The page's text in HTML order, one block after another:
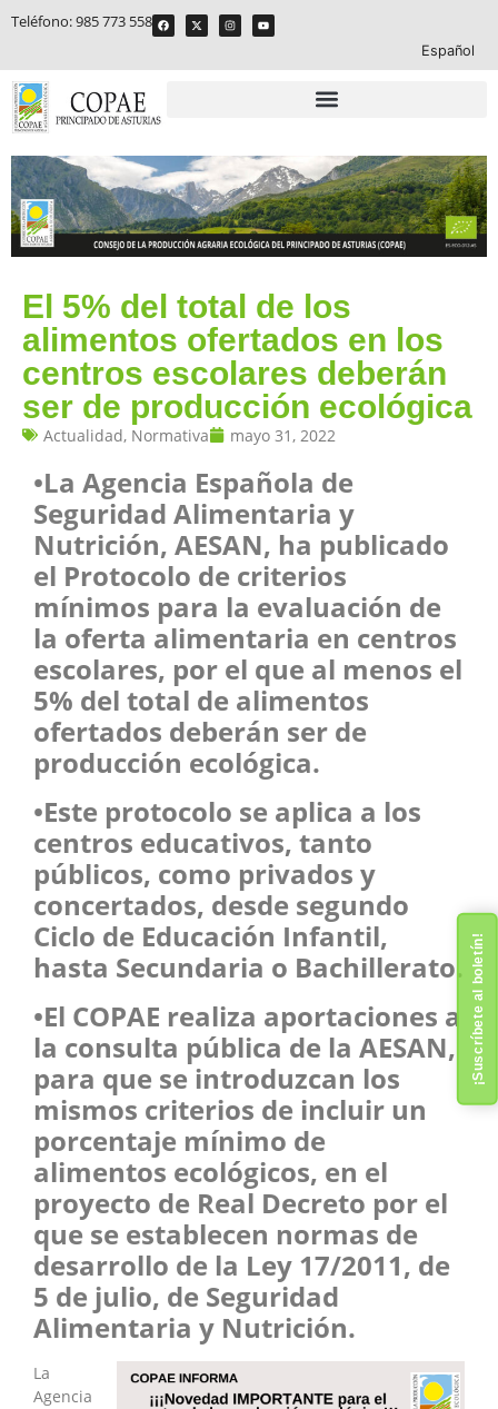
Teléfono:985 773 558
Español
El 5% del total de los
alimentos ofertados en los
centros escolares deberán
ser de producción ecológica
Actualidad, Normativa mayo 31, 2022
•La Agencia Española de
Seguridad Alimentaria y
Nutrición, AESAN, ha publicado
el Protocolo de criterios
mínimos para la evaluación de
la oferta alimentaria en centros
escolares, por el que al menos el
5% del total de alimentos
ofertados deberán ser de
producción ecológica.
•Este protocolo se aplica a los
centros educativos, tanto
públicos, como privados y
concertados, desde segundo
Ciclo de Educación Infantil,
hasta Secundaria o Bachillerato.
•El COPAE realiza aportaciones a
la consulta pública de la AESAN,
para que se introduzcan los
mismos criterios de incluir un
porcentaje mínimo de
alimentos ecológicos, en el
proyecto de Real Decreto por el
que se establecen normas de
desarrollo de la Ley 17/2011, de
5 de julio, de Seguridad
Alimentaria y Nutrición.
La
Agencia
¡Suscríbete al boletín!